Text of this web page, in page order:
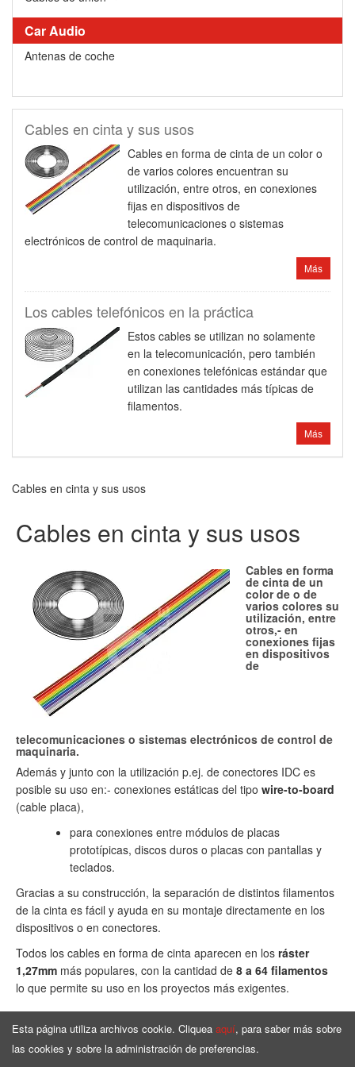
Car Audio
Antenas de coche
Cables en cinta y sus usos
Cables en forma de cinta de un color o
de varios colores encuentran su
utilización, entre otros, en conexiones
fijas en dispositivos de
telecomunicaciones o sistemas
electrónicos de control de maquinaria.
Más
Los cables telefónicos en la práctica
Estos cables se utilizan no solamente
en la telecomunicación, pero también
en conexiones telefónicas estándar que
utilizan las cantidades más típicas de
filamentos.
Más
Cables en cinta y sus usos
Cables en cinta y sus usos
Cables en forma
de cinta de un
color de o de
varios colores su
utilización, entre
otros,- en
conexiones fijas
en dispositivos
de
telecomunicaciones o sistemas electrónicos de control de
maquinaria.
Además y junto con la utilización p.ej. de conectores IDC es
posible su uso en:- conexiones estáticas del tipo wire-to-board
(cable placa),
para conexiones entre módulos de placas
prototípicas, discos duros o placas con pantallas y
teclados.
Gracias a su construcción, la separación de distintos filamentos
de la cinta es fácil y ayuda en su montaje directamente en los
dispositivos o en conectores.
Todos los cables en forma de cinta aparecen en los ráster
1,27mm más populares, con la cantidad de 8 a 64 filamentos
lo que permite su uso en los proyectos más exigentes.
Página de Inicio Surtido
Esta página utiliza archivos cookie. Cliquea aquí, para saber más sobre
las cookies y sobre la administración de preferencias.